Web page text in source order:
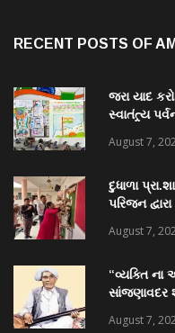
RECENT POSTS OF
જરા યાદ
સ્વાતંત્ર્ય
August 7,
દુધાળા
પરિજન
August 7,
“વ્યક્તિ ના
સાંજણાવદર
August 7,